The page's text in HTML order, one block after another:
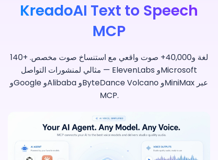
KreadoAI Text to Speech
MCP
140+ لغة و40,000+ صوت واقعي مع استنساخ صوت مخصص.
مثالي لمنشورات التواصل — ElevenLabs وMicrosoft
وGoogle وAlibaba وByteDance Volcano وMiniMax عبر
MCP.